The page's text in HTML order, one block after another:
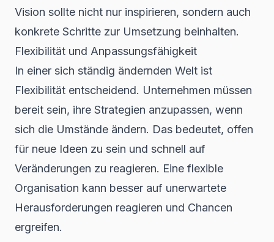
Vision sollte nicht nur inspirieren, sondern auch
konkrete Schritte zur Umsetzung beinhalten.
Flexibilität und Anpassungsfähigkeit
In einer sich ständig ändernden Welt ist
Flexibilität entscheidend. Unternehmen müssen
bereit sein, ihre Strategien anzupassen, wenn
sich die Umstände ändern. Das bedeutet, offen
für neue Ideen zu sein und schnell auf
Veränderungen zu reagieren. Eine flexible
Organisation kann besser auf unerwartete
Herausforderungen reagieren und Chancen
ergreifen.